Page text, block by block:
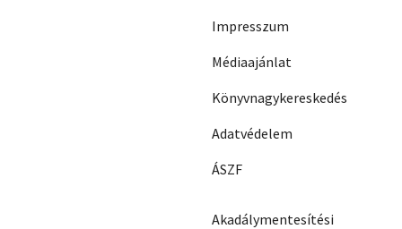
Impresszum
Médiaajánlat
Könyvnagykereskedés
Adatvédelem
ÁSZF
Akadálymentesítési